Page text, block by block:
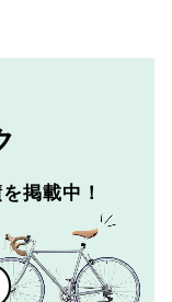
掲載中！